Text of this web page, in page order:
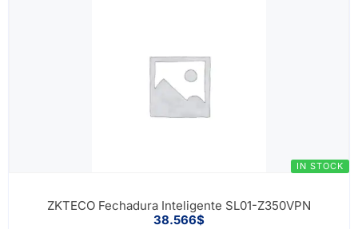
IN STOCK
ZKTECO Fechadura Inteligente SL01-Z350VPN
38.566$